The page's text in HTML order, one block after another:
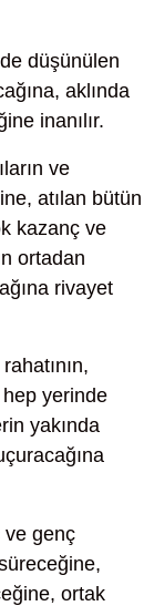
düşünülen
aklında
inanılır.
ve
atılan bütün
kazanç ve
ortadan
rivayet
rahatının,
hep yerinde
yakında
ve genç
ortak